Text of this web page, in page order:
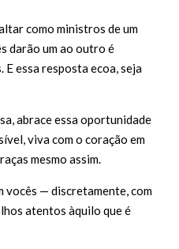
como ministros de um
darão um ao outro é
E essa resposta ecoa, seja
abrace essa oportunidade
viva com o coração em
mesmo assim.
vocês — discretamente, com
atentos àquilo que é